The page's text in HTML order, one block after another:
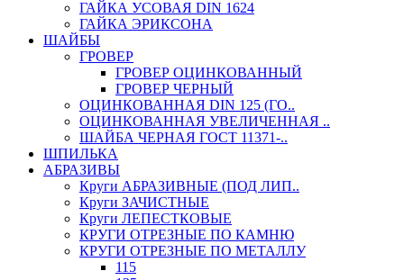
ГАЙКА УСОВАЯ DIN 1624
ГАЙКА ЭРИКСОНА
ШАЙБЫ
ГРОВЕР
ГРОВЕР ОЦИНКОВАННЫЙ
ГРОВЕР ЧЕРНЫЙ
ОЦИНКОВАННАЯ DIN 125 (ГО..
ОЦИНКОВАННАЯ УВЕЛИЧЕННАЯ ..
ШАЙБА ЧЕРНАЯ ГОСТ 11371-..
ШПИЛЬКА
АБРАЗИВЫ
Круги АБРАЗИВНЫЕ (ПОД ЛИП..
Круги ЗАЧИСТНЫЕ
Круги ЛЕПЕСТКОВЫЕ
КРУГИ ОТРЕЗНЫЕ ПО КАМНЮ
КРУГИ ОТРЕЗНЫЕ ПО МЕТАЛЛУ
115